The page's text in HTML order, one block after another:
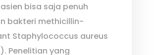
bisa saja penuh
bakteri methicillin-
Staphylococcus aureus
Penelitian yang